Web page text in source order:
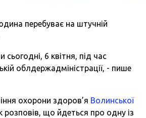
перебуває на штучній
6 квітня, під час
облдержадміністрації, - пише
охорони здоров’я Волинської
розповів, що йдеться про одну із